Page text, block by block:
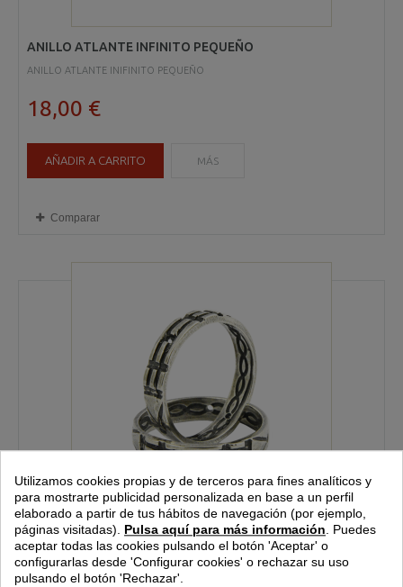
ANILLO ATLANTE INFINITO PEQUEÑO
ANILLO ATLANTE INIFINITO PEQUEÑO
18,00 €
AÑADIR A CARRITO MÁS
Comparar
ANILLO ATLANTE INFINITO SUPER GRANDE
ANILLO ATLANTE INIFINITO SUPER GRANDE
Utilizamos cookies propias y de terceros para fines analíticos y
para mostrarte publicidad personalizada en base a un perfil
elaborado a partir de tus hábitos de navegación (por ejemplo,
páginas visitadas). Pulsa aquí para más información. Puedes
aceptar todas las cookies pulsando el botón 'Aceptar' o
configurarlas desde 'Configurar cookies' o rechazar su uso
pulsando el botón 'Rechazar'.